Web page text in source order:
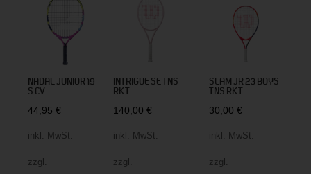
NADAL JUNIOR 19
S CV
44,95€
inkl. MwSt.
zzgl.
INTRIGUE SE TNS
RKT
140,00€
inkl. MwSt.
zzgl.
SLAM JR 23 BOYS
TNS RKT
30,00 €
inkl. MwSt.
zzgl.